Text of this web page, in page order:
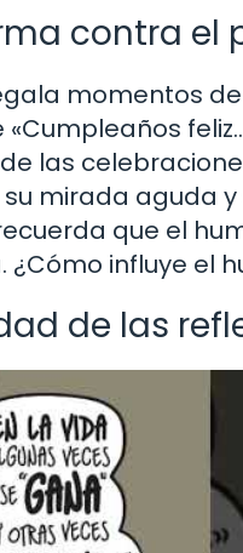
contra el
momentos
las
su mirada aguda
que el
¿Cómo influye el
de las